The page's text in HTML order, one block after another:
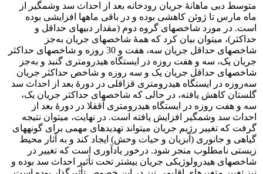
متوسط دبی ماهانۀ جریان رودخانه بعد از احداث سد وشمگیر از
ماه مارس تا ژوئن کاهشی بوده و در باقی ماه‏ها افزایشی بوده
است. در مورد شاخص‏های گروه دوم (مقدار دبی‏های حداقل و
حداکثر)، می‏توان بیان کرد که همۀ شاخص‏های جریان به‌جز
شاخص‏های حداقل جریان سه، هفت و 30 روزه و شاخص‏های حداکثر
جریان یک، سه و هفت روزه در ایستگاه هیدرومتری گنبد و به‌جز
شاخص‏های حداقل جریان یک و سه روزه و شاخص حداکثر جریان
سه‌روزه در ایستگاه هیدرومتری قزاقلی در دورۀ بعد از احداث سد
گلستان کاهش یافته، در حالی ‏که شاخص‏های حداکثر جریان یک،
سه و هفت روزه در ایستگاه هیدرومتری آق‏قلا در دورۀ بعد از
احداث سد وشمگیر افزایش یافته است. در نهایت، می‏توان نتیجه
گرفت که تغییر رژیم جریان می‏تواند تهدیدهای مهمی برای گونه‏های
گیاهی و جانوری (آبزیان و حیات وحش) ایجاد کند و به آثار محیط
‏زیستی نامطلوب منجر شود. درخور یادآوری است که تغییر در
شاخص‏های هیدرولوژیکی جریان بیشتر تحت ‏تأثیر احداث سد بوده و